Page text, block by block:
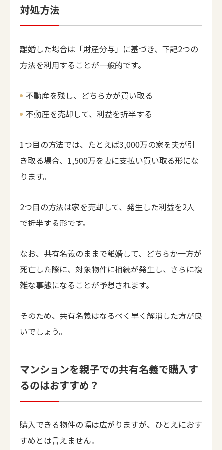
対処方法
離婚した場合は「財産分与」に基づき、下記2つの
方法を利用することが一般的です。
不動産を残し、どちらかが買い取る
不動産を売却して、利益を折半する
1つ目の方法では、たとえば3,000万の家を夫が引
き取る場合、1,500万を妻に支払い買い取る形にな
ります。
2つ目の方法は家を売却して、発生した利益を2人
で折半する形です。
なお、共有名義のままで離婚して、どちらか一方が
死亡した際に、対象物件に相続が発生し、さらに複
雑な事態になることが予想されます。
そのため、共有名義はなるべく早く解消した方が良
いでしょう。
マンションを親子での共有名義で購入す
るのはおすすめ？
購入できる物件の幅は広がりますが、ひとえにおす
すめとは言えません。